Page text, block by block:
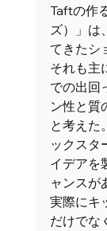
Taftの作
ズ）」は
てきたシ
それも主
での出回
ン性と質
と考えた
ックスタ
イデアを
ャンスが
実際にキ
だけでな